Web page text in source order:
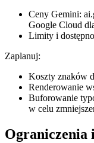
Ceny Gemini:
Google Cloud
Limity i
Zaplanuj:
Koszty znaków
Renderowanie
Buforowanie
w celu
Ograniczenia